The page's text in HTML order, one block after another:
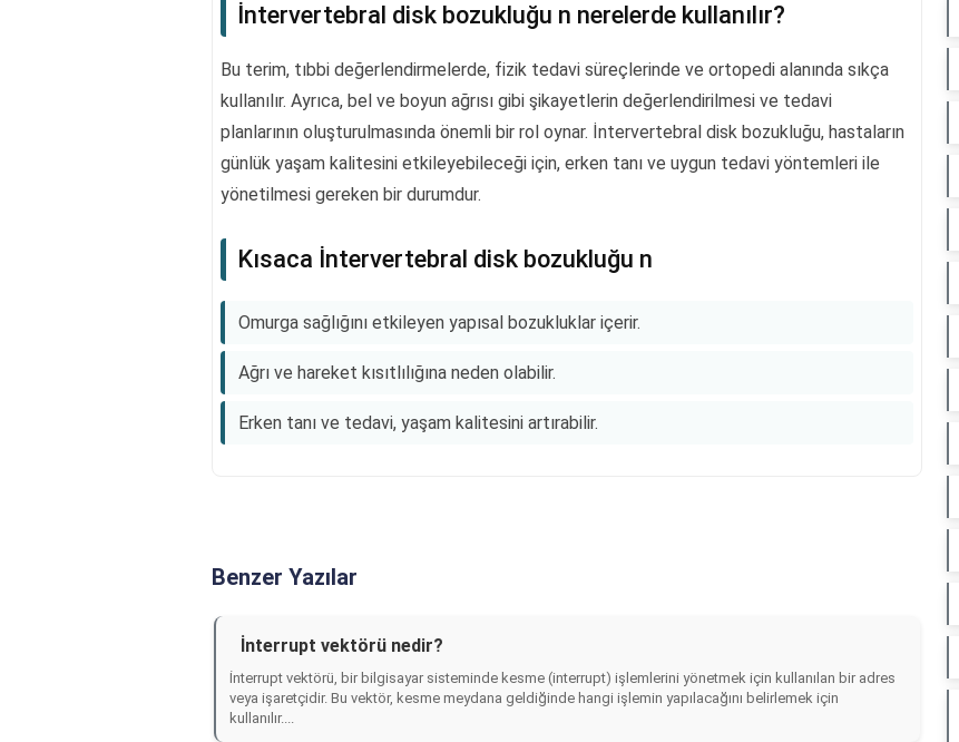
İntervertebral disk bozukluğu n nerelerde kullanılır?
Bu terim, tıbbi değerlendirmelerde, fizik tedavi süreçlerinde ve ortopedi alanında sıkça
kullanılır. Ayrıca, bel ve boyun ağrısı gibi şikayetlerin değerlendirilmesi ve tedavi
planlarının oluşturulmasında önemli bir rol oynar. İntervertebral disk bozukluğu, hastaların
günlük yaşam kalitesini etkileyebileceği için, erken tanı ve uygun tedavi yöntemleri ile
yönetilmesi gereken bir durumdur.
Kısaca İntervertebral disk bozukluğu n
Omurga sağlığını etkileyen yapısal bozukluklar içerir.
Ağrı ve hareket kısıtlılığına neden olabilir.
Erken tanı ve tedavi, yaşam kalitesini artırabilir.
Benzer Yazılar
İnterrupt vektörü nedir?
İnterrupt vektörü, bir bilgisayar sisteminde kesme (interrupt) işlemlerini yönetmek için kullanılan bir adres
veya işaretçidir. Bu vektör, kesme meydana geldiğinde hangi işlemin yapılacağını belirlemek için
kullanılır....